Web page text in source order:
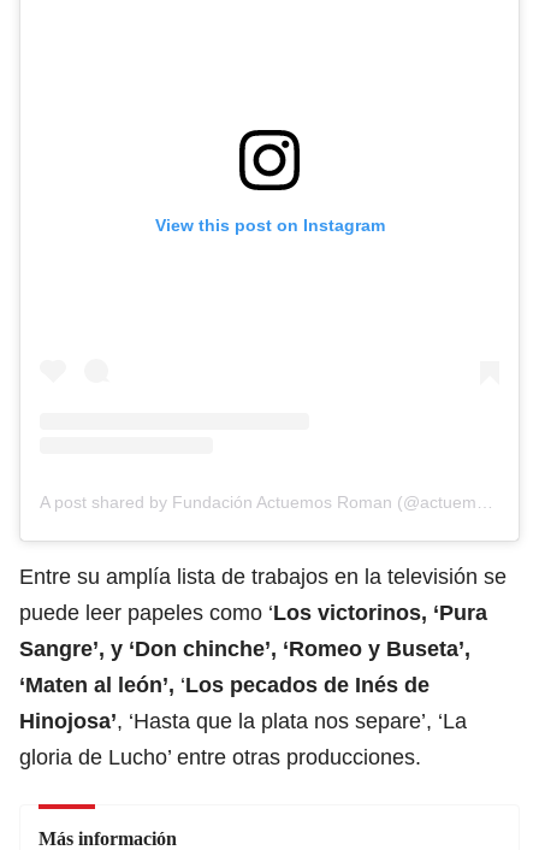
View this post on Instagram
Entre su amplía lista de trabajos en la televisión se
puede leer papeles como ‘Los victorinos, ‘Pura
Sangre’, y ‘Don chinche’, ‘Romeo y Buseta’,
‘Maten al león’, ‘Los pecados de Inés de
Hinojosa’, ‘Hasta que la plata nos separe’, ‘La
gloria de Lucho’ entre otras producciones.
Más información